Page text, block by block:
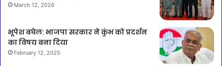
March 12, 2026
भूपेश बघेल: भाजपा सरकार ने कुंभ को प्रदर्शन
का विषय बना दिया
February 12, 2025